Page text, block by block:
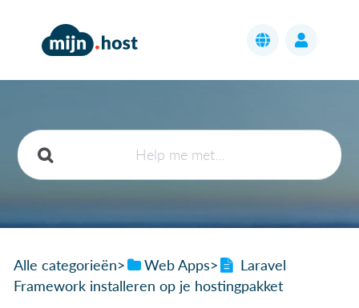
Alle categorieën​>​ ​Web Apps​>​
Laravel
Framework installeren op je hostingpakket